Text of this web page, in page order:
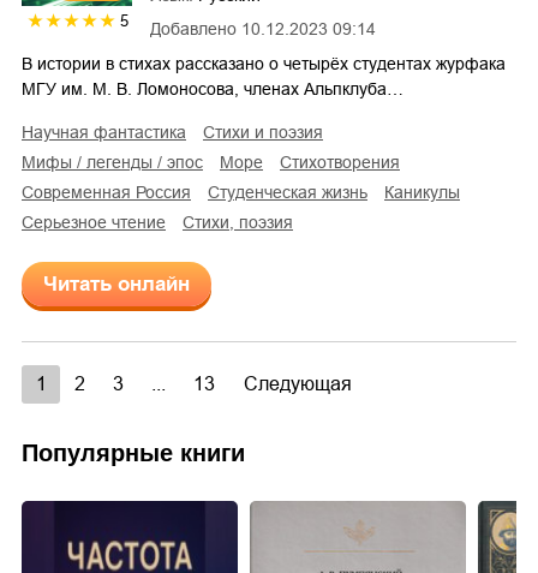
5 Добавлено 10.12.2023 09:14
В истории в стихах рассказано о четырёх студентах журфака
МГУ им. М. В. Ломоносова, членах Альпклуба…
научная фантастика
стихи и поэзия
мифы / легенды / эпос
море
стихотворения
современная Россия
студенческая жизнь
каникулы
серьезное чтение
cтихи, поэзия
Читать онлайн
1 2 3 ... 13 Следующая
Популярные книги